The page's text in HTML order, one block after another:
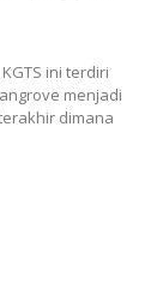
ini terdiri
menjadi
dimana